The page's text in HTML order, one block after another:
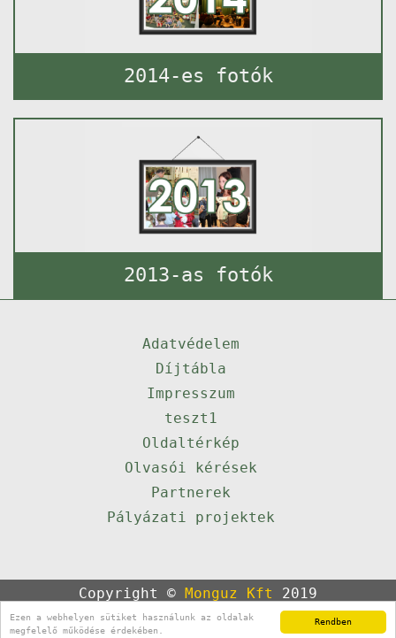
Rendben
Ezen a webhelyen sütiket használunk az oldalak
megfelelő működése érdekében.
2014-es fotók
2013-as fotók
Adatvédelem
Díjtábla
Impresszum
teszt1
Oldaltérkép
Olvasói kérések
Partnerek
Pályázati projektek
Copyright © Monguz Kft
2019
Powered byQulto